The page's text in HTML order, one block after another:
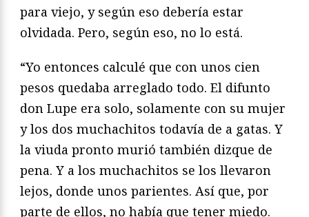
para viejo, y según eso debería estar
olvidada. Pero, según eso, no lo está.
“Yo entonces calculé que con unos cien
pesos quedaba arreglado todo. El difunto
don Lupe era solo, solamente con su mujer
y los dos muchachitos todavía de a gatas. Y
la viuda pronto murió también dizque de
pena. Y a los muchachitos se los llevaron
lejos, donde unos parientes. Así que, por
parte de ellos, no había que tener miedo.